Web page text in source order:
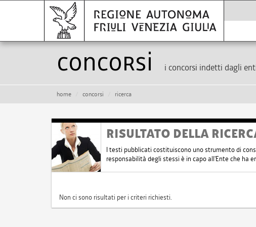
Concorsi i concorsi indetti dagli
home concorsi ricerca
RISULTATO DELLA
I testi pubblicati costituiscono uno strumento di
responsabilità degli stessi è in capo all'Ente che ha
Non ci sono risultati per i criteri richiesti.